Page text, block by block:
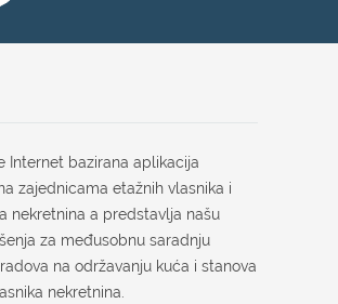
Internet bazirana aplikacija
zajednicama etažnih vlasnika i
nekretnina a predstavlja našu
za međusobnu saradnju
na održavanju kuća i stanova
nekretnina.